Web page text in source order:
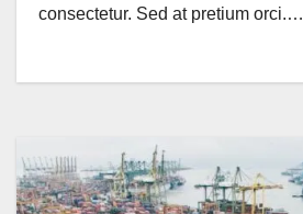
consectetur. Sed at pretium orci.…